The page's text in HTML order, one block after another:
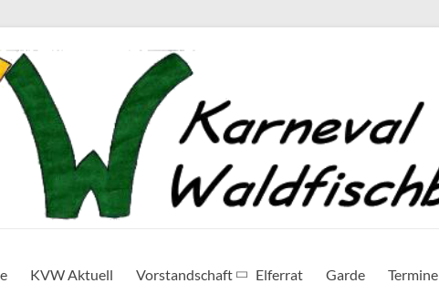
KVW Aktuell Vorstandschaft Elferrat Garde Termine